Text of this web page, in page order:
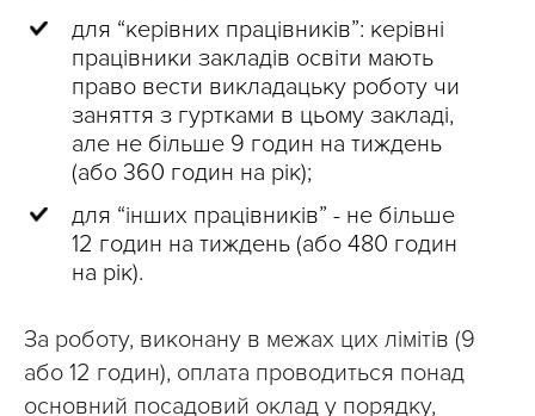
для “керівних працівників”: керівні
працівники закладів освіти мають
право вести викладацьку роботу чи
заняття з гуртками в цьому закладі,
але не більше 9 годин на тиждень
(або 360 годин на рік);
для “інших працівників” - не більше
12 годин на тиждень (або 480 годин
на рік).
За роботу, виконану в межах цих лімітів (9
або 12 годин), оплата проводиться понад
основний посадовий оклад у порядку,